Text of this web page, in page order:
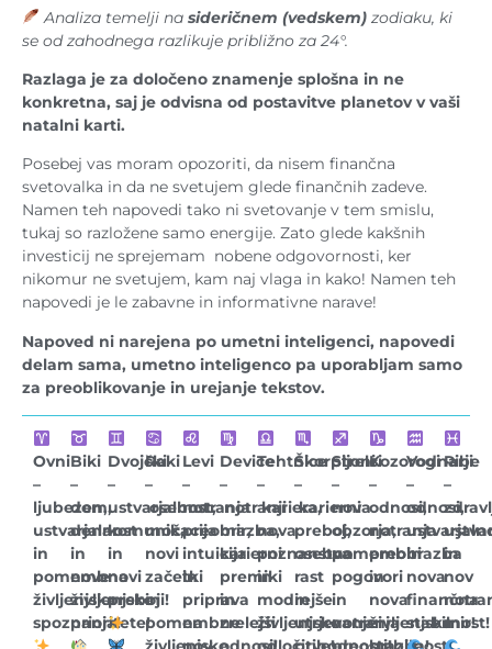
Analiza temelji na sideričnem (vedskem)zodiaku, ki
se od zahodnega razlikuje približno za 24°.
Razlaga je za določeno znamenje splošna in ne
konkretna, saj je odvisna od postavitve planetov v vaši
natalni karti.
Posebej vas moram opozoriti, da nisem finančna
svetovalka in da ne svetujem glede finančnih zadeve.
Namen teh napovedi tako ni svetovanje v tem smislu,
tukaj so razložene samo energije. Zato glede kakšnih
investicij ne sprejemam nobene odgovornosti, ker
nikomur ne svetujem, kam naj vlaga in kako! Namen teh
napovedi je le zabavne in informativne narave!
Napoved ni narejena po umetni inteligenci, napovedi
delam sama, umetno inteligenco pa uporabljam samo
za preoblikovanje in urejanje tekstov.
Ovni
–
ljubezen,
ustvarjalnost
in
pomembna
življenjska
spoznanja!
Biki
–
dom,
denar
in
nove
življenjske
prioritete!
Dvojčki
–
ustvarjalnost,
komunikacija
in
novi
preboji!
Raki
–
osebna
moč,
novi
začetki
in
pomembne
Levi
–
notranja
preobrazba,
intuicija
in
priprava
na
Device
–
notranji
mir,
karierni
premiki
in
zrelejši
Tehtnice
–
kariera,
nova
poznanstva
in
modrejše
življenjske
Škorpijoni
–
karierni
preboj,
osebna
rast
in
utrjevanje
Strelci
–
nova
obzorja,
pomembni
pogovori
in
notranja
Kozorogi
–
odnosi,
notranja
preobrazba
in
nova
življenjska
Vodnarji
–
odnosi,
in
nova
finančna
stabilnost!
Ribe
–
in
nov
mir!